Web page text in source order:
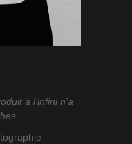
à l'infini n'a